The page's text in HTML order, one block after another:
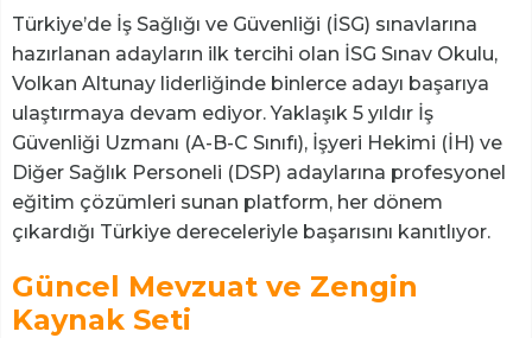
Türkiye’de İş Sağlığı ve Güvenliği (İSG) sınavlarına
hazırlanan adayların ilk tercihi olan İSG Sınav Okulu,
Volkan Altunay liderliğinde binlerce adayı başarıya
ulaştırmaya devam ediyor. Yaklaşık 5 yıldır İş
Güvenliği Uzmanı (A-B-C Sınıfı), İşyeri Hekimi (İH) ve
Diğer Sağlık Personeli (DSP) adaylarına profesyonel
eğitim çözümleri sunan platform, her dönem
çıkardığı Türkiye dereceleriyle başarısını kanıtlıyor.
Güncel Mevzuat ve Zengin
Kaynak Seti